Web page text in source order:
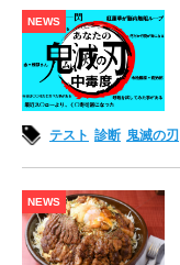
NEWS
テスト 診断 鬼滅の刃
NEWS